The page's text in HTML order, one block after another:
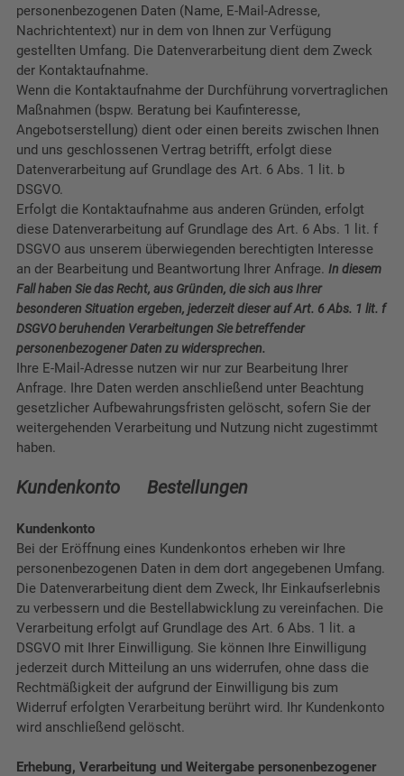
personenbezogenen Daten (Name, E-Mail-Adresse,
Nachrichtentext) nur in dem von Ihnen zur Verfügung
gestellten Umfang. Die Datenverarbeitung dient dem Zweck
der Kontaktaufnahme.
Wenn die Kontaktaufnahme der Durchführung vorvertraglichen
Maßnahmen (bspw. Beratung bei Kaufinteresse,
Angebotserstellung) dient oder einen bereits zwischen Ihnen
und uns geschlossenen Vertrag betrifft, erfolgt diese
Datenverarbeitung auf Grundlage des Art. 6 Abs. 1 lit. b
DSGVO.
Erfolgt die Kontaktaufnahme aus anderen Gründen, erfolgt
diese Datenverarbeitung auf Grundlage des Art. 6 Abs. 1 lit. f
DSGVO aus unserem überwiegenden berechtigten Interesse
an der Bearbeitung und Beantwortung Ihrer Anfrage. In diesem
Fall haben Sie das Recht, aus Gründen, die sich aus Ihrer
besonderen Situation ergeben, jederzeit dieser auf Art. 6 Abs. 1 lit. f
DSGVO beruhenden Verarbeitungen Sie betreffender
personenbezogener Daten zu widersprechen.
Ihre E-Mail-Adresse nutzen wir nur zur Bearbeitung Ihrer
Anfrage. Ihre Daten werden anschließend unter Beachtung
gesetzlicher Aufbewahrungsfristen gelöscht, sofern Sie der
weitergehenden Verarbeitung und Nutzung nicht zugestimmt
haben.
Kundenkonto Bestellungen
Kundenkonto
Bei der Eröffnung eines Kundenkontos erheben wir Ihre
personenbezogenen Daten in dem dort angegebenen Umfang.
Die Datenverarbeitung dient dem Zweck, Ihr Einkaufserlebnis
zu verbessern und die Bestellabwicklung zu vereinfachen. Die
Verarbeitung erfolgt auf Grundlage des Art. 6 Abs. 1 lit. a
DSGVO mit Ihrer Einwilligung. Sie können Ihre Einwilligung
jederzeit durch Mitteilung an uns widerrufen, ohne dass die
Rechtmäßigkeit der aufgrund der Einwilligung bis zum
Widerruf erfolgten Verarbeitung berührt wird. Ihr Kundenkonto
wird anschließend gelöscht.
Erhebung, Verarbeitung und Weitergabe personenbezogener